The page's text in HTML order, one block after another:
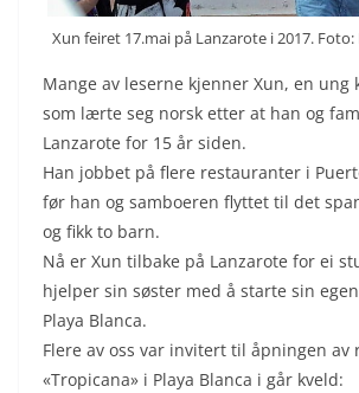
Xun feiret 17.mai på Lanzarote i 2017.
Mange av leserne kjenner Xun, en ung
som lærte seg norsk etter at han og
Lanzarote for 15 år siden.
Han jobbet på flere restauranter i
før han og samboeren flyttet til det
og fikk to barn.
Nå er Xun tilbake på Lanzarote for ei
hjelper sin søster med å starte sin
Playa Blanca.
Flere av oss var invitert til åpningen av
«Tropicana» i Playa Blanca i går kveld: